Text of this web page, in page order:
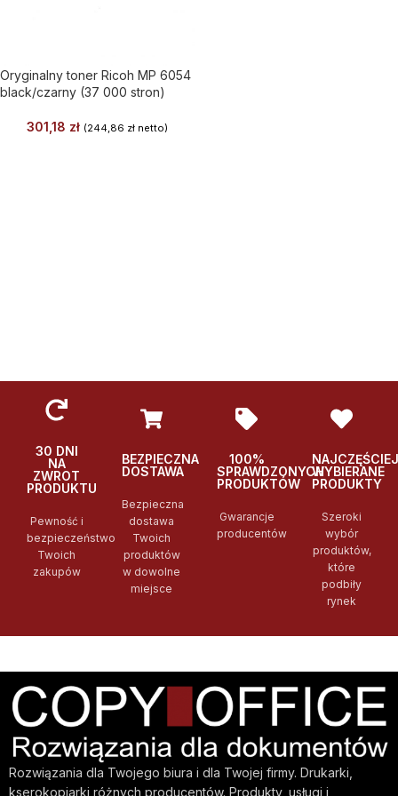
Oryginalny toner Ricoh MP 6054
black/czarny (37 000 stron)
301,18 zł (244,86 zł netto)
30 DNI
NA
ZWROT
PRODUKTU
Pewność i
bezpieczeństwo
Twoich
zakupów
BEZPIECZNA
DOSTAWA
Bezpieczna
dostawa
Twoich
produktów
w dowolne
miejsce
100%
SPRAWDZONYCH
PRODUKTÓW
Gwarancje
producentów
NAJCZĘŚCIEJ
WYBIERANE
PRODUKTY
Szeroki
wybór
produktów,
które
podbiły
rynek
Rozwiązania dla Twojego biura i dla Twojej firmy. Drukarki,
kserokopiarki różnych producentów. Produkty, usługi i